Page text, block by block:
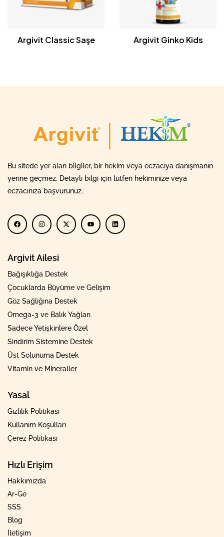
Argivit Classic Saşe Argivit Ginko Kids
Bu sitede yer alan bilgiler, bir hekim veya eczacıya danışmanın
yerine geçmez. Detaylı bilgi için lütfen hekiminize veya
eczacınıza başvurunuz.
Argivit Ailesi
Bağışıklığa Destek
Çocuklarda Büyüme ve Gelişim
Göz Sağlığına Destek
Omega-3 ve Balık Yağları
Sadece Yetişkinlere Özel
Sindirim Sistemine Destek
Üst Solunuma Destek
Vitamin ve Mineraller
Yasal
Gizlilik Politikası
Kullanım Koşulları
Çerez Politikası
Hızlı Erişim
Hakkımızda
Ar-Ge
SSS
Blog
İletişim